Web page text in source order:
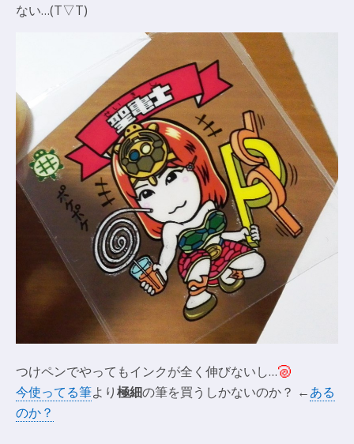
ない…(T▽T)
つけペンでやってもインクが全く伸びないし…
今使ってる筆より極細の筆を買うしかないのか？ ←ある
のか？